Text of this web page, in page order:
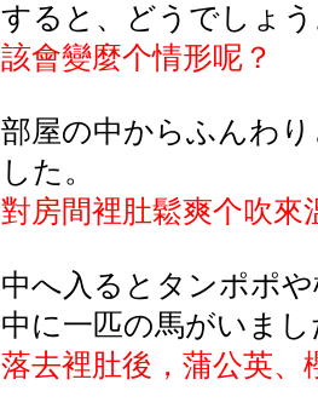
すると、どうでしょ
該會變麼个情形呢？
部屋の中からふんわ
した。
對房間裡肚鬆爽个吹來
中へ入るとタンポポ
中に一匹の馬がいまし
落去裡肚後，蒲公英、